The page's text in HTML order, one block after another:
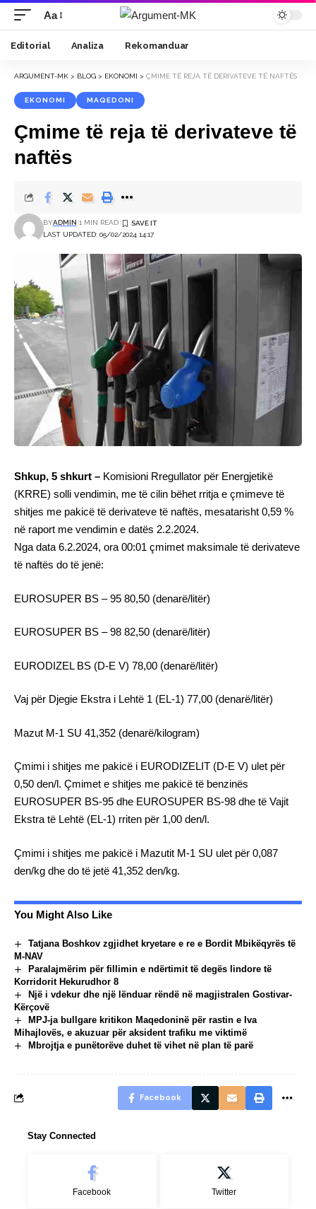
Font
Resizer
Aa
Editorial Analiza Rekomanduar
ARGUMENT-MK > BLOG > EKONOMI > ÇMIME TË REJA TË DERIVATEVE TË NAFTËS
EKONOMI MAQEDONI
Çmime të reja të derivateve të
naftës
LAST UPDATED: 05/02/2024 14:17
BYADMIN 1 MIN READ
Shkup, 5 shkurt – Komisioni Rregullator për Energjetikë
(KRRE) solli vendimin, me të cilin bëhet rritja e çmimeve të
shitjes me pakicë të derivateve të naftës, mesatarisht 0,59 %
në raport me vendimin e datës 2.2.2024.
Nga data 6.2.2024, ora 00:01 çmimet maksimale të derivateve
të naftës do të jenë:
EUROSUPER BS – 95 80,50 (denarë/litër)
EUROSUPER BS – 98 82,50 (denarë/litër)
EURODIZEL BS (D-E V) 78,00 (denarë/litër)
Vaj për Djegie Ekstra i Lehtë 1 (EL-1) 77,00 (denarë/litër)
Mazut М-1 SU 41,352 (denarë/kilogram)
Çmimi i shitjes me pakicë i EURODIZELIT (D-Е V) ulet për
0,50 den/l. Çmimet e shitjes me pakicë të benzinës
EUROSUPER BS-95 dhe EUROSUPER BS-98 dhe të Vajit
Ekstra të Lehtë (EL-1) rriten për 1,00 den/l.
Çmimi i shitjes me pakicë i Мazutit М-1 SU ulet për 0,087
den/kg dhe do të jetë 41,352 den/kg.
You Might Also Like
Tatjana Boshkov zgjidhet kryetare e re e Bordit Mbikëqyrës të
M-NAV
Paralajmërim për fillimin e ndërtimit të degës lindore të
Korridorit Hekurudhor 8
Një i vdekur dhe një lënduar rëndë në magjistralen Gostivar-
Kërçovë
MPJ-ja bullgare kritikon Maqedoninë për rastin e Iva
Mihajlovës, e akuzuar për aksident trafiku me viktimë
Mbrojtja e punëtorëve duhet të vihet në plan të parë
Facebook
Stay Connected
Facebook Twitter